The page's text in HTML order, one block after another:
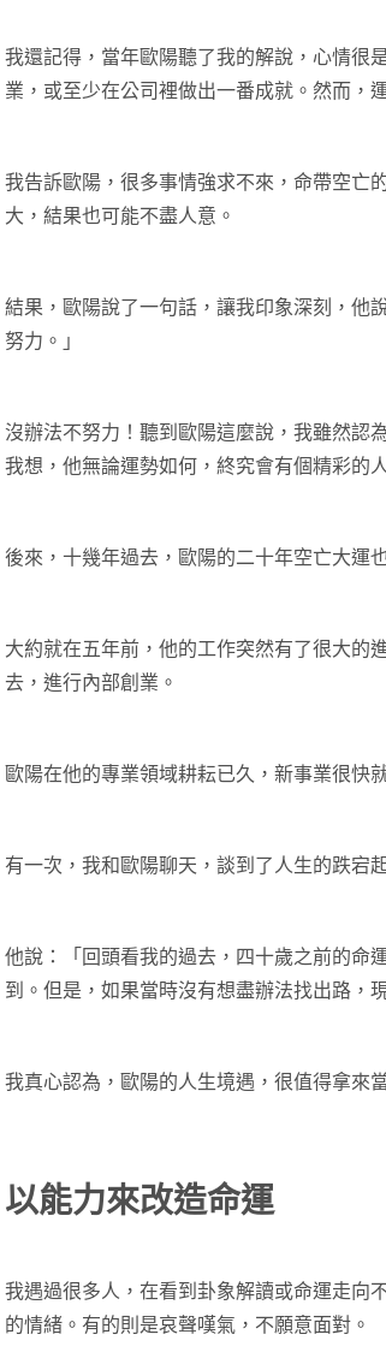
我還記得，當年歐陽聽了我的解說，心情很
業，或至少在公司裡做出一番成就。然而，
我告訴歐陽，很多事情強求不來，命帶空亡
大，結果也可能不盡人意。
結果，歐陽說了一句話，讓我印象深刻，他
努力。」
沒辦法不努力！聽到歐陽這麼說，我雖然認
我想，他無論運勢如何，終究會有個精彩的
後來，十幾年過去，歐陽的二十年空亡大運
大約就在五年前，他的工作突然有了很大的
去，進行內部創業。
歐陽在他的專業領域耕耘已久，新事業很快
有一次，我和歐陽聊天，談到了人生的跌宕
他說：「回頭看我的過去，四十歲之前的命
到。但是，如果當時沒有想盡辦法找出路，
我真心認為，歐陽的人生境遇，很值得拿來
以能力來改造命運
我遇過很多人，在看到卦象解讀或命運走向
的情緒。有的則是哀聲嘆氣，不願意面對。